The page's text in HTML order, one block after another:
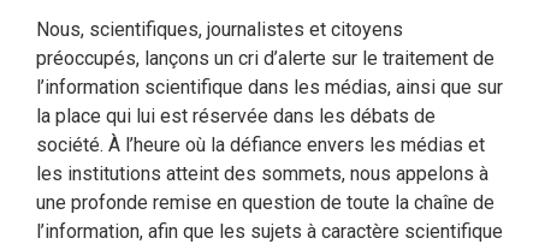
Nous, scientifiques, journalistes et citoyens
préoccupés, lançons un cri d’alerte sur le traitement de
l’information scientifique dans les médias, ainsi que sur
la place qui lui est réservée dans les débats de
société. À l’heure où la défiance envers les médias et
les institutions atteint des sommets, nous appelons à
une profonde remise en question de toute la chaîne de
l’information, afin que les sujets à caractère scientifique